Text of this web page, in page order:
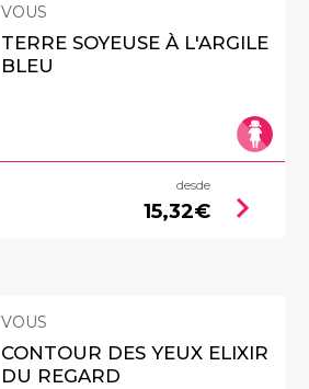
VOUS
TERRE SOYEUSE À L'ARGILE
BLEU
desde
15,32€ chevron_right
VOUS
CONTOUR DES YEUX ELIXIR
DU REGARD